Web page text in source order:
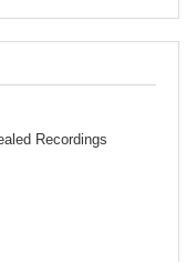
Recordings